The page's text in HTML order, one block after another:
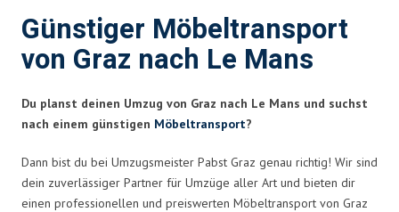
Günstiger Möbeltransport
von Graz nach Le Mans
Du planst deinen Umzug von Graz nach Le Mans und suchst
nach einem günstigen Möbeltransport?
Dann bist du bei Umzugsmeister Pabst Graz genau richtig! Wir sind
dein zuverlässiger Partner für Umzüge aller Art und bieten dir
einen professionellen und preiswerten Möbeltransport von Graz